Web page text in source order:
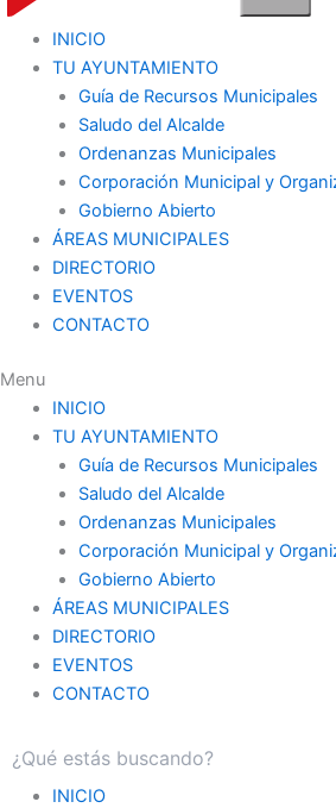
INICIO
TU AYUNTAMIENTO
Guía de Recursos Municipales
Saludo del Alcalde
Ordenanzas Municipales
Corporación Municipal y
Gobierno Abierto
ÁREAS MUNICIPALES
DIRECTORIO
EVENTOS
CONTACTO
Menu
INICIO
TU AYUNTAMIENTO
Guía de Recursos Municipales
Saludo del Alcalde
Ordenanzas Municipales
Corporación Municipal y
Gobierno Abierto
ÁREAS MUNICIPALES
DIRECTORIO
EVENTOS
CONTACTO
INICIO